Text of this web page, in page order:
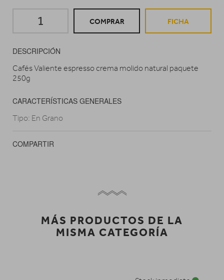
COMPRAR FICHA
DESCRIPCIÓN
Cafés Valiente espresso crema molido natural paquete
250g
CARACTERÍSTICAS GENERALES
Tipo: En Grano
COMPARTIR
MÁS PRODUCTOS DE LA
MISMA CATEGORÍA